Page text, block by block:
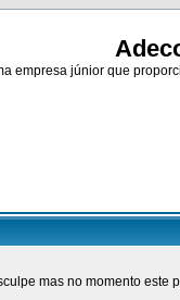
empresa júnior que
mas no momento este